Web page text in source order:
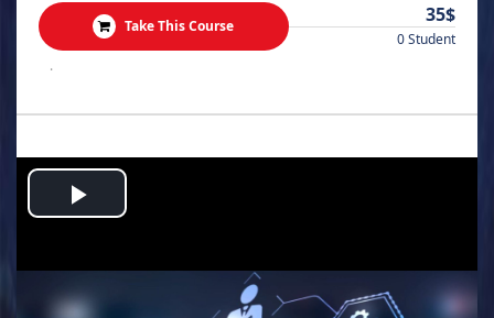
Take This Course 35$
0 Student
.
Play
Video